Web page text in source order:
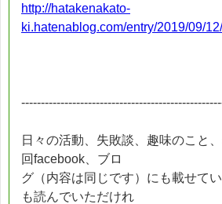
http://hatakenakato-
ki.hatenablog.com/entry/2019/09/
日々の活動、失敗談、趣味のこと
回facebook、ブロ
グ（内容は同じです）にも載せて
も読んでいただけれ